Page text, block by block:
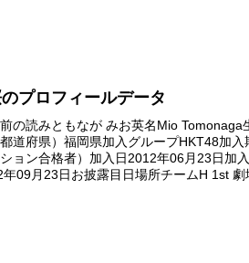
プロフィールデータ
の読みともなが みお英名Mio Tomonaga
道府県）福岡県加入グループHKT48加
ョン合格者）加入日2012年06月23日加
09月23日お披露目日場所チームH 1st